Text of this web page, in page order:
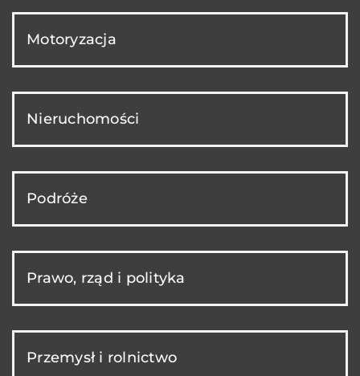
Motoryzacja
Nieruchomości
Podróże
Prawo, rząd i polityka
Przemysł i rolnictwo